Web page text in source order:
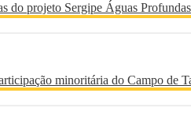
do projeto Sergipe Águas Profundas
minoritária do Campo de